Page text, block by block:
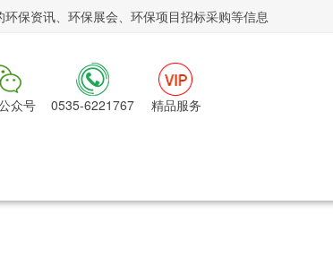
保资讯、环保展会、环保项目招标采购等信息
众号 0535-6221767 精品服务